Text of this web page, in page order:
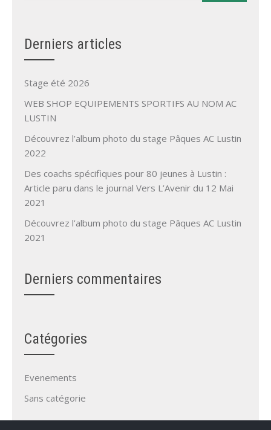
Derniers articles
Stage été 2026
WEB SHOP EQUIPEMENTS SPORTIFS AU NOM AC
LUSTIN
Découvrez l’album photo du stage Pâques AC Lustin
2022
Des coachs spécifiques pour 80 jeunes à Lustin :
Article paru dans le journal Vers L’Avenir du 12 Mai
2021
Découvrez l’album photo du stage Pâques AC Lustin
2021
Derniers commentaires
Catégories
Evenements
Sans catégorie